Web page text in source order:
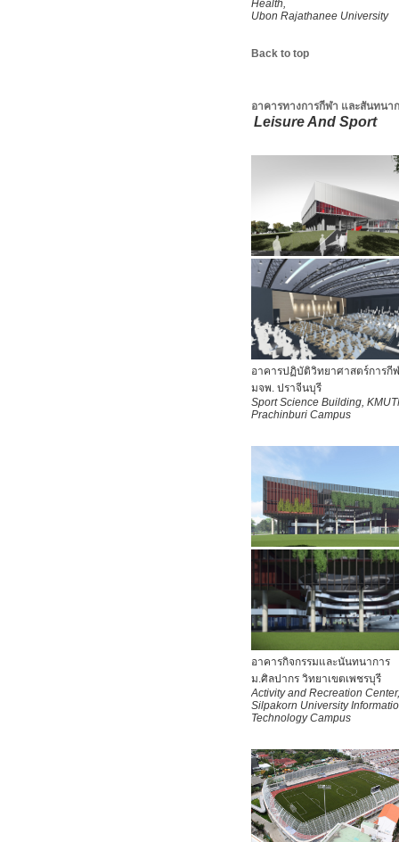
Health,
Ubon Rajathanee University
Back to top
อาคารทางการกีฬา และสันทนา
Leisure And Sport
อาคารปฏิบัติวิทยาศาสตร์การกี
มจพ. ปราจีนบุรี
Sport Science Building,
Prachinburi Campus
อาคารกิจกรรมและนันทนาการ
ม.ศิลปากร วิทยาเขตเพชรบุรี
Activity and Recreation Center,
Silpakorn University
Technology Campus